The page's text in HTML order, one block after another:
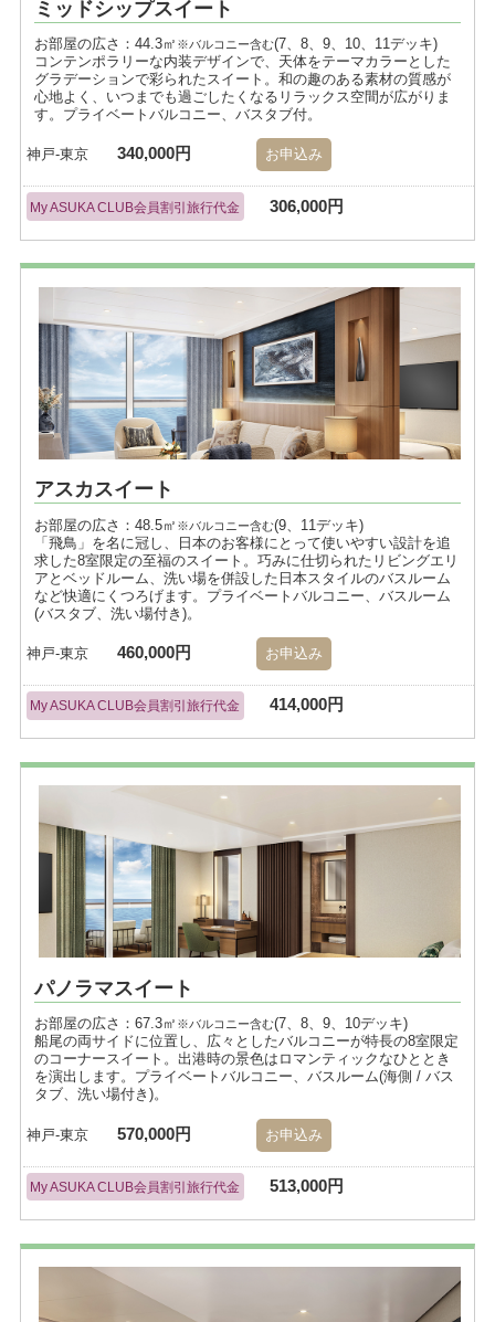
ミッドシップスイート
お部屋の広さ：44.3㎡ ※バルコニー含む(7、8、9、10、11デッキ)
コンテンポラリーな内装デザインで、天体をテーマカラーとした
グラデーションで彩られたスイート。和の趣のある素材の質感が
心地よく、いつまでも過ごしたくなるリラックス空間が広がりま
す。プライベートバルコニー、バスタブ付。
神戸-東京 340,000円 お申込み
My ASUKA CLUB会員割引旅行代金 306,000円
アスカスイート
お部屋の広さ：48.5㎡ ※バルコニー含む(9、11デッキ)
「飛鳥」を名に冠し、日本のお客様にとって使いやすい設計を追
求した8室限定の至福のスイート。巧みに仕切られたリビングエリ
アとベッドルーム、洗い場を併設した日本スタイルのバスルーム
など快適にくつろげます。プライベートバルコニー、バスルーム
(バスタブ、洗い場付き)。
神戸-東京 460,000円 お申込み
My ASUKA CLUB会員割引旅行代金 414,000円
パノラマスイート
お部屋の広さ：67.3㎡ ※バルコニー含む(7、8、9、10デッキ)
船尾の両サイドに位置し、広々としたバルコニーが特長の8室限定
のコーナースイート。出港時の景色はロマンティックなひととき
を演出します。プライベートバルコニー、バスルーム(海側 / バス
タブ、洗い場付き)。
神戸-東京 570,000円 お申込み
My ASUKA CLUB会員割引旅行代金 513,000円